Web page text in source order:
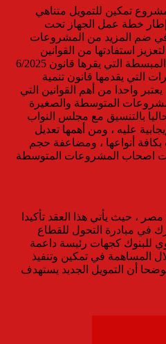
تمكين للتمويل متناهي
خطة عمل الجهاز تحت
في ضم المزيد من المشروعات
استفادتها من القوانين
الداعمة للاستثمار والضرائب المبسطة التي يقرها قانون 6/2025
التي يقدمها قانون تنمية
152/2020 ، الذي يعتبر واحدا من أهم القوانين التي
المتوسطة والصغيرة
بالتنسيق مع مجلس النواب
عليه ، ومن أهمها تعديل
أنواعها ، ومضاعفة حجم
اصحاب المشروعات المتوسطة
، حيث يأتي هذا العقد تأكيدا
في مبادرة التحول للقطاع
للبنوك كجهات رئيسة داعمة
المساهمة في تمكين وتنفيذ
أن التمويل الجديد يستهدف